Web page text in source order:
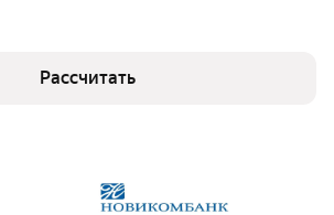
Рассчитать